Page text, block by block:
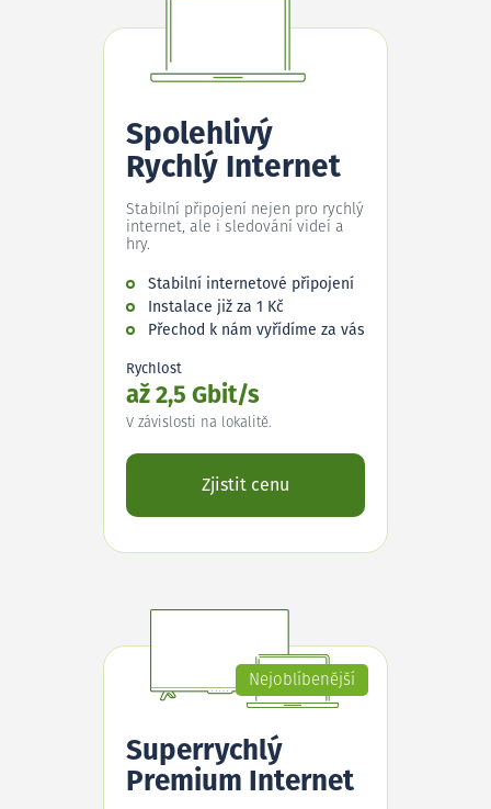
Spolehlivý
Rychlý Internet
Stabilní připojení nejen pro rychlý
internet, ale i sledování videí a
hry.
Stabilní internetové připojení
Instalace již za 1 Kč
Přechod k nám vyřídíme za vás
Rychlost
až 2,5 Gbit/s
V závislosti na lokalitě.
Zjistit cenu
Nejoblíbenější
Superrychlý
Premium Internet